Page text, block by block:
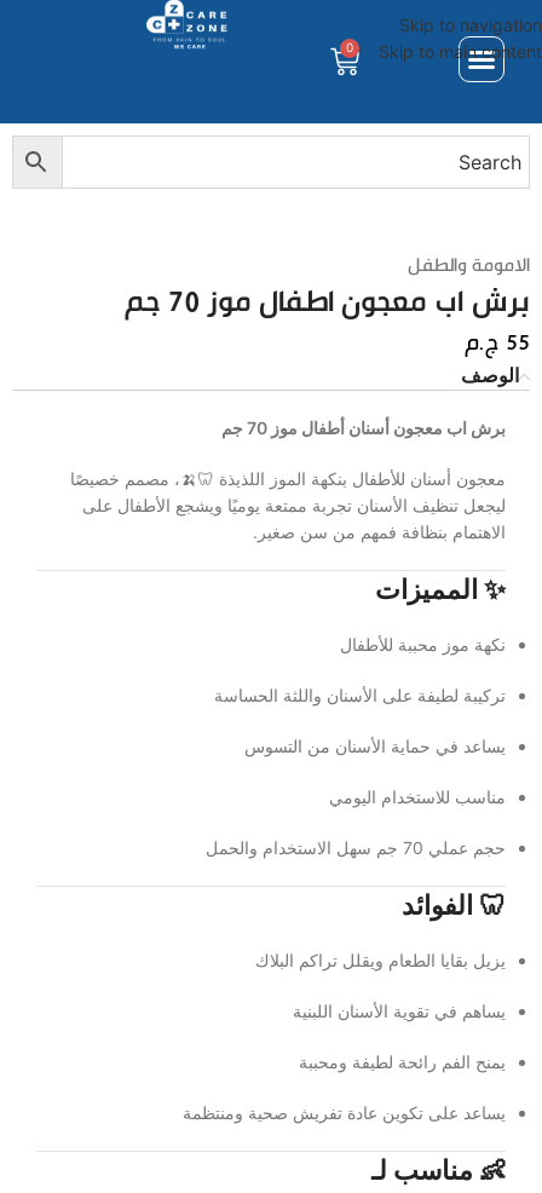
Skip to navigation
Skip to main content
0
الامومة والطفل
برش اب معجون اطفال موز 70 جم
55ج.م
الوصف
برش اب معجون أسنان أطفال موز 70 جم
معجون أسنان للأطفال بنكهة الموز اللذيذة 🦷🍌، مصمم خصيصًا
ليجعل تنظيف الأسنان تجربة ممتعة يوميًا ويشجع الأطفال على
الاهتمام بنظافة فمهم من سن صغير.
✨ المميزات
نكهة موز محببة للأطفال
تركيبة لطيفة على الأسنان واللثة الحساسة
يساعد في حماية الأسنان من التسوس
مناسب للاستخدام اليومي
حجم عملي 70 جم سهل الاستخدام والحمل
🦷 الفوائد
يزيل بقايا الطعام ويقلل تراكم البلاك
يساهم في تقوية الأسنان اللبنية
يمنح الفم رائحة لطيفة ومحببة
يساعد على تكوين عادة تفريش صحية ومنتظمة
👶 مناسب لـ